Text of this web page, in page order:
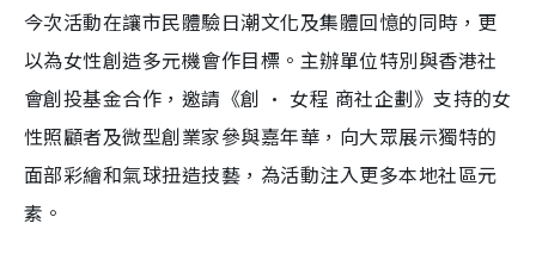
今次活動在讓市民體驗日潮文化及集體回憶的同時，更
以為女性創造多元機會作目標。主辦單位特別與香港社
會創投基金合作，邀請《創 · 女程 商社企劃》支持的女
性照顧者及微型創業家參與嘉年華，向大眾展示獨特的
面部彩繪和氣球扭造技藝，為活動注入更多本地社區元
素。